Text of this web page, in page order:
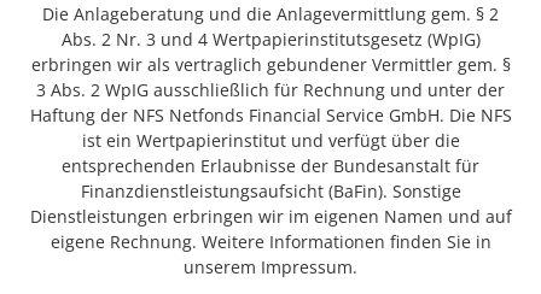
Die Anlageberatung und die Anlagevermittlung gem. § 2
Abs. 2 Nr. 3 und 4 Wertpapierinstitutsgesetz (WpIG)
erbringen wir als vertraglich gebundener Vermittler gem. §
3 Abs. 2 WpIG ausschließlich für Rechnung und unter der
Haftung der NFS Netfonds Financial Service GmbH. Die NFS
ist ein Wertpapierinstitut und verfügt über die
entsprechenden Erlaubnisse der Bundesanstalt für
Finanzdienstleistungsaufsicht (BaFin). Sonstige
Dienstleistungen erbringen wir im eigenen Namen und auf
eigene Rechnung. Weitere Informationen finden Sie in
unserem Impressum.